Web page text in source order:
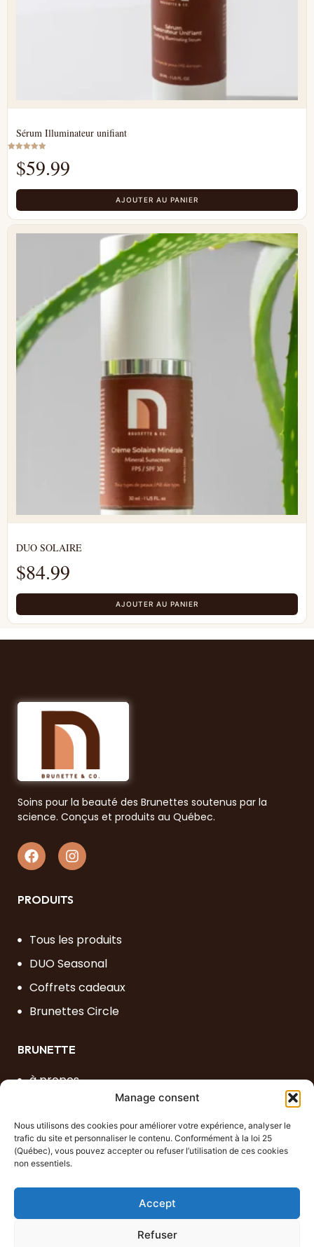
Manage consent
Nous utilisons des cookies pour améliorer votre expérience, analyser le
trafic du site et personnaliser le contenu. Conformément à la loi 25
(Québec), vous pouvez accepter ou refuser l’utilisation de ces cookies
non essentiels.
Accept
Refuser
Sérum Illuminateur unifiant
5.00
sur 5
$59.99
AJOUTER AU PANIER
DUO SOLAIRE
$84.99
AJOUTER AU PANIER
Soins pour la beauté des Brunettes soutenus par la
science. Conçus et produits au Québec.
PRODUITS
Tous les produits
DUO Seasonal
Coffrets cadeaux
Brunettes Circle
BRUNETTE
à propos
Contact
POLITIQUES
Conditions d'utilisation
Politique de remboursement et de retour